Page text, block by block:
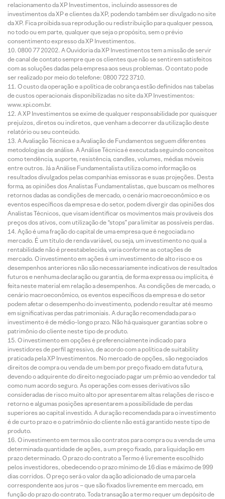
relacionamento da XP Investimentos, incluindo assessores de
investimentos da XP e clientes da XP, podendo também ser divulgado no site
da XP. Fica proibida sua reprodução ou redistribuição para qualquer pessoa,
no todo ou em parte, qualquer que seja o propósito, sem o prévio
consentimento expresso da XP Investimentos.
0800 77 20202. A Ouvidoria da XP Investimentos tem a missão de servir
de canal de contato sempre que os clientes que não se sentirem satisfeitos
com as soluções dadas pela empresa aos seus problemas. O contato pode
ser realizado por meio do telefone: 0800 722 3710.
O custo da operação e a política de cobrança estão definidos nas tabelas
de custos operacionais disponibilizadas no site da XP Investimentos:
www.xpi.com.br.
A XP Investimentos se exime de qualquer responsabilidade por quaisquer
prejuízos, diretos ou indiretos, que venham a decorrer da utilização deste
relatório ou seu conteúdo.
A Avaliação Técnica e a Avaliação de Fundamentos seguem diferentes
metodologias de análise. A Análise Técnica é executada seguindo conceitos
como tendência, suporte, resistência, candles, volumes, médias móveis
entre outros. Já a Análise Fundamentalista utiliza como informação os
resultados divulgados pelas companhias emissoras e suas projeções. Desta
forma, as opiniões dos Analistas Fundamentalistas, que buscam os melhores
retornos dadas as condições de mercado, o cenário macroeconômico e os
eventos específicos da empresa e do setor, podem divergir das opiniões dos
Analistas Técnicos, que visam identificar os movimentos mais prováveis dos
preços dos ativos, com utilização de “stops” para limitar as possíveis perdas.
Ação é uma fração do capital de uma empresa que é negociada no
mercado. É um título de renda variável, ou seja, um investimento no qual a
rentabilidade não é preestabelecida, varia conforme as cotações de
mercado. O investimento em ações é um investimento de alto risco e os
desempenhos anteriores não são necessariamente indicativos de resultados
futuros e nenhuma declaração ou garantia, de forma expressa ou implícita, é
feita neste material em relação a desempenhos. As condições de mercado, o
cenário macroeconômico, os eventos específicos da empresa e do setor
podem afetar o desempenho do investimento, podendo resultar até mesmo
em significativas perdas patrimoniais. A duração recomendada para o
investimento é de médio-longo prazo. Não há quaisquer garantias sobre o
patrimônio do cliente neste tipo de produto.
O investimento em opções é preferencialmente indicado para
investidores de perfil agressivo, de acordo com a política de suitability
praticada pela XP Investimentos. No mercado de opções, são negociados
direitos de compra ou venda de um bem por preço fixado em data futura,
devendo o adquirente do direito negociado pagar um prêmio ao vendedor tal
como num acordo seguro. As operações com esses derivativos são
consideradas de risco muito alto por apresentarem altas relações de risco e
retorno e algumas posições apresentarem a possibilidade de perdas
superiores ao capital investido. A duração recomendada para o investimento
é de curto prazo e o patrimônio do cliente não está garantido neste tipo de
produto.
O investimento em termos são contratos para compra ou a venda de uma
determinada quantidade de ações, a um preço fixado, para liquidação em
prazo determinado. O prazo do contrato a Termo é livremente escolhido
pelos investidores, obedecendo o prazo mínimo de 16 dias e máximo de 999
dias corridos. O preço será o valor da ação adicionado de uma parcela
correspondente aos juros – que são fixados livremente em mercado, em
função do prazo do contrato. Toda transação a termo requer um depósito de